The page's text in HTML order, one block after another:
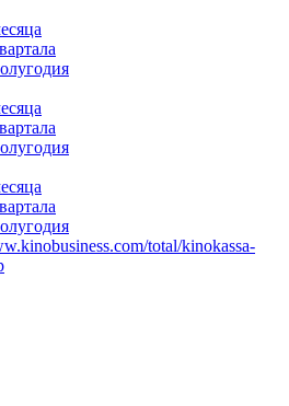
total/kinokassa-